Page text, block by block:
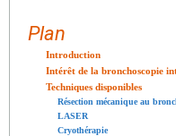
Plan
Introduction
Intérêt de la bronchoscopie
Techniques disponibles
Résection mécanique au
LASER
Cryothérapie